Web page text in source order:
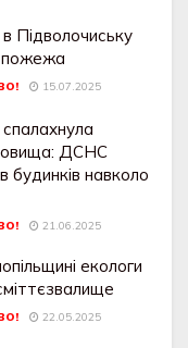
Підволочиську
пожежа
15.07.2025
ДСНС
будинків навколо
21.06.2025
екологи
22.05.2025